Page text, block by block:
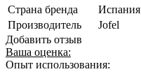
Страна бренда
Испания
Производитель
Jofel
Добавить отзыв
Ваша оценка:
Опыт использования: